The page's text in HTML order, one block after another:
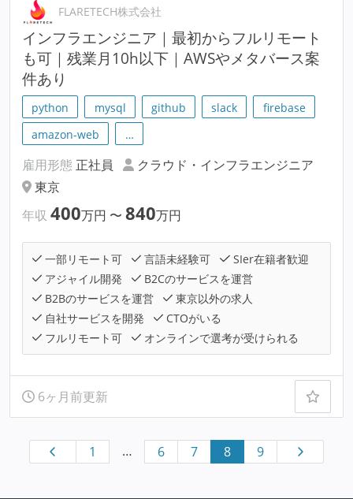
FLARETECH株式会社
インフラエンジニア｜最初からフルリモート
も可｜残業月10h以下｜AWSやメタバース案
件あり
python mysql github slack
firebase
amazon-web
…
雇用形態 正社員
クラウド・インフラエンジニア
東京
年収 400万円 〜 840万円
一部リモート可 言語未経験可
SIer在籍者歓迎
アジャイル開発
B2Cのサービスを運営
B2Bのサービスを運営
東京以外の求人
自社サービスを開発
CTOがいる
フルリモート可
オンラインで選考が受けられる
6ヶ月前更新
1 … 6 7 8 9